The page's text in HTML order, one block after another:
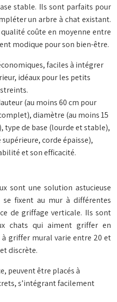
stable. Ils sont parfaits pour
un arbre à chat existant.
coûte en moyenne entre
modique pour son bien-être.
faciles à intégrer
idéaux pour les petits
(au moins 60 cm pour
diamètre (au moins 15
type de base (lourde et stable),
corde épaisse),
et son efficacité.
sont une solution astucieuse
fixent au mur à différentes
de griffage verticale. Ils sont
chats qui aiment griffer en
à griffer mural varie entre 20 et
discrète.
peuvent être placés à
s’intégrant facilement